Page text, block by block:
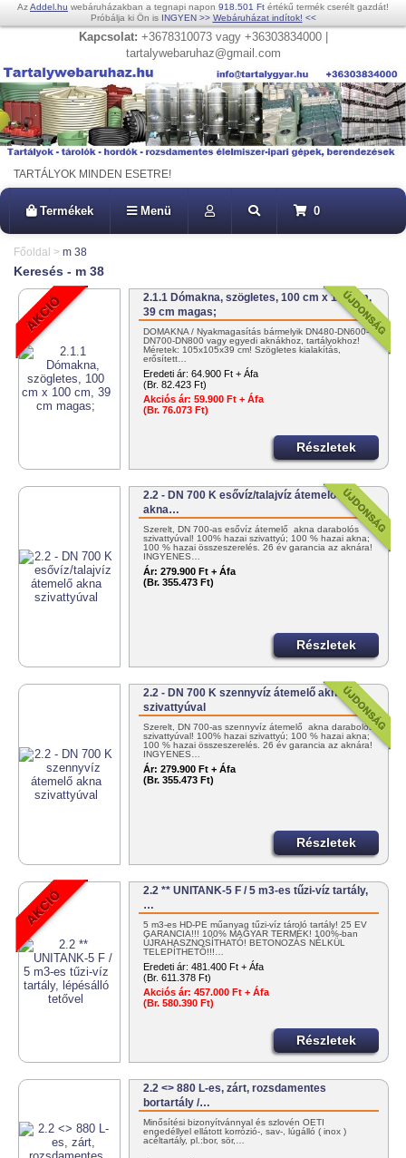
AzAddel.hu webáruházakban a tegnapi napon 918.501 Ft értékű termék cserélt gazdát!
Próbálja ki Ön is INGYEN >> Webáruházat indítok! <<
Kapcsolat: +3678310073 vagy +36303834000 |
tartalywebaruhaz@gmail.com
TARTÁLYOK MINDEN ESETRE!
Termékek Menü 0
Főoldal > m 38
Keresés - m 38
2.1.1 Dómakna, szögletes, 100 cm x 100 cm,
39 cm magas;
DÓMAKNA / Nyakmagasítás bármelyik DN480-DN600-
DN700-DN800 vagy egyedi aknákhoz, tartályokhoz!
Méretek: 105x105x39 cm! Szögletes kialakítás,
erősített…
Eredeti ár: 64.900 Ft + Áfa
(Br. 82.423 Ft)
Akciós ár: 59.900 Ft + Áfa
(Br. 76.073 Ft)
Részletek
2.2 - DN 700 K esővíz/talajvíz átemelő
akna…
Szerelt, DN 700-as esővíz átemelő akna darabolós
szivattyúval! 100% hazai szivattyú; 100 % hazai akna;
100 % hazai összeszerelés. 26 év garancia az aknára!
INGYENES…
Ár: 279.900 Ft + Áfa
(Br. 355.473 Ft)
Részletek
2.2 - DN 700 K szennyvíz átemelő akna
szivattyúval
Szerelt, DN 700-as szennyvíz átemelő akna darabolós
szivattyúval! 100% hazai szivattyú; 100 % hazai akna;
100 % hazai összeszerelés. 26 év garancia az aknára!
INGYENES…
Ár: 279.900 Ft + Áfa
(Br. 355.473 Ft)
Részletek
2.2 ** UNITANK-5 F / 5 m3-es tűzi-víz tartály,
…
5 m3-es HD-PE műanyag tűzi-víz tároló tartály! 25 ÉV
GARANCIA!!! 100% MAGYAR TERMÉK! 100%-ban
ÚJRAHASZNOSÍTHATÓ! BETONOZÁS NÉLKÜL
TELEPÍTHETŐ!!!…
Eredeti ár: 481.400 Ft + Áfa
(Br. 611.378 Ft)
Akciós ár: 457.000 Ft + Áfa
(Br. 580.390 Ft)
Részletek
2.2 <> 880 L-es, zárt, rozsdamentes
bortartály /…
Minősítési bizonyítvánnyal és szlovén OÉTI
engedéllyel ellátott korrózió-, sav-, lúgálló ( inox )
acéltartály, pl.:bor, sör,…